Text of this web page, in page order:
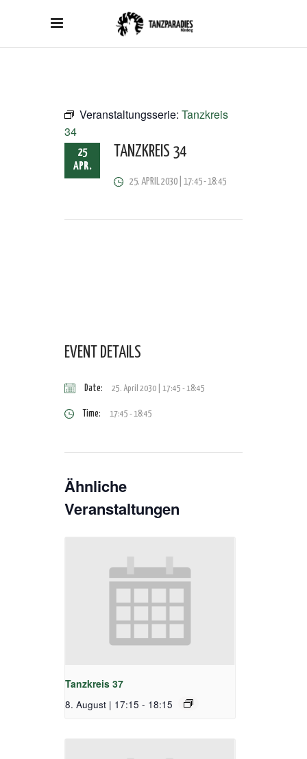
Veranstaltungsserie: Tanzkreis
34
25
APR.
TANZKREIS 34
25. APRIL 2030 | 17:45-18:45
EVENT DETAILS
Date: 25. April 2030 | 17:45 -18:45
Time: 17:45 - 18:45
Ähnliche
Veranstaltungen
Tanzkreis 37
8. August | 17:15 - 18:15